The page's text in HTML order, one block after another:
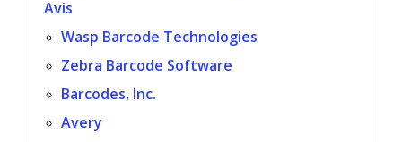
Avis
Wasp Barcode Technologies
Zebra Barcode Software
Barcodes, Inc.
Avery